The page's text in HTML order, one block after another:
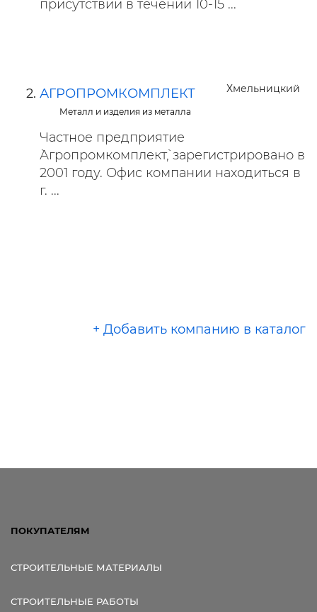
присутствии в течении 10-15 ...
Хмельницкий
АГРОПРОМКОМПЛЕКТ
Металл и изделия из металла
Частное предприятие
`Агропромкомплект`, зарегистрировано в
2001 году. Офис компании находиться в
г. ...
+ Добавить компанию в каталог
ПОКУПАТЕЛЯМ
СТРОИТЕЛЬНЫЕ МАТЕРИАЛЫ
СТРОИТЕЛЬНЫЕ РАБОТЫ